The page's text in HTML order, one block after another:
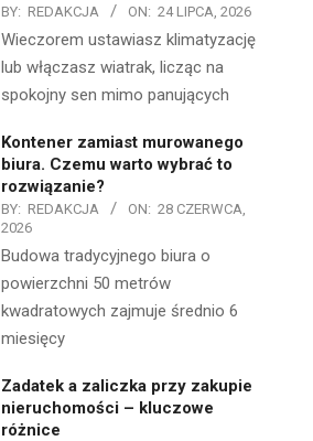
BY: REDAKCJA ON: 24 LIPCA, 2026
Wieczorem ustawiasz klimatyzację
lub włączasz wiatrak, licząc na
spokojny sen mimo panujących
Kontener zamiast murowanego
biura. Czemu warto wybrać to
rozwiązanie?
BY: REDAKCJA ON: 28 CZERWCA,
2026
Budowa tradycyjnego biura o
powierzchni 50 metrów
kwadratowych zajmuje średnio 6
miesięcy
Zadatek a zaliczka przy zakupie
nieruchomości – kluczowe
różnice